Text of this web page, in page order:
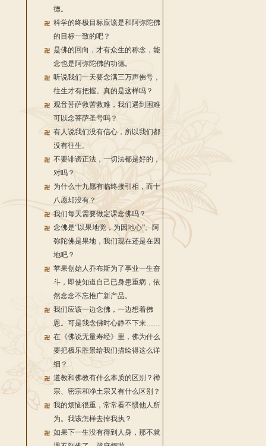
德。
科学的终极目标应该是和阿弥陀佛
的目标一致的吧？
是佛的回向，才有众生的称念，能
念也是阿弥陀佛的功德。
听说我们一天要念满三万声佛号，
往生才有把握。真的是这样吗？
观音菩萨救苦救难，我们遇到困难
可以念菩萨圣号吗？
有人说我们没有信心，所以我们都
没有往生。
不要诽谤正法，一切法都是好的，
对吗？
为什么十九愿有临终接引相，而十
八愿却没有？
我们每天需要做定课念佛吗？
念佛是“以果地觉，为因地心”。阿
弥陀佛是果地，我们现在还是在因
地吧？
苹果创始人乔布斯为了事业一生奋
斗，即使知道自己已身患重病，依
然念念不忘推广新产品。
我们应该一边念佛，一边想着佛
恩。可是我念佛时心静不下来……
在《佛说无量寿经》里，佛为什么
要把极乐胜景给我们描绘得这么详
细？
道教和佛教有什么本质的区别？禅
宗、密宗和净土宗又有什么区别？
我的烦恼很重，常常看不惯他人所
为。我该怎样去掉我执？
如果下一生没有得到人身，那不就